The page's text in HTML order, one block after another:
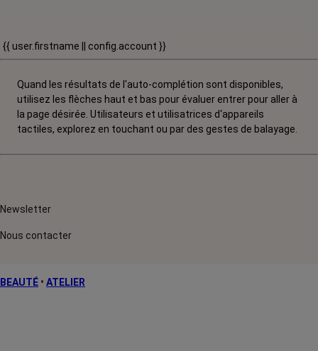
{{ user.firstname || config.account }}
Quand les résultats de l'auto-complétion sont disponibles,
utilisez les flèches haut et bas pour évaluer entrer pour aller à
la page désirée. Utilisateurs et utilisatrices d‘appareils
tactiles, explorez en touchant ou par des gestes de balayage.
Newsletter
Nous contacter
BEAUTÉ • ATELIER